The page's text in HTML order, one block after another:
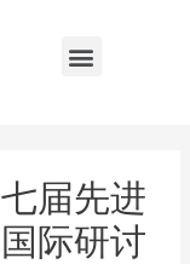
届先进
际研讨